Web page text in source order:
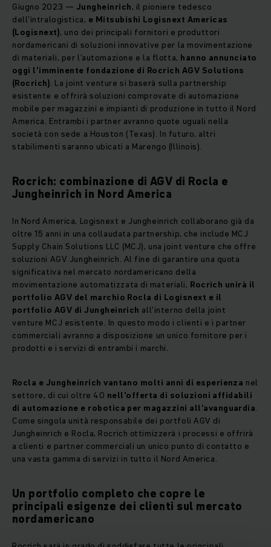
Giugno 2023 — Jungheinrich, il pioniere tedesco
dell’intralogistica, e Mitsubishi Logisnext Americas
(Logisnext), uno dei principali fornitori e produttori
nordamericani di soluzioni innovative per la movimentazione
di materiali, per l’automazione e la flotta, hanno annunciato
oggi l’imminente fondazione di Rocrich AGV Solutions
(Rocrich). La joint venture si baserà sulla partnership
esistente e offrirà soluzioni comprovate di automazione
mobile per magazzini e impianti di produzione in tutto il Nord
America. Entrambi i partner avranno quote uguali nella
società con sede a Houston (Texas). In futuro, altri
stabilimenti saranno ubicati a Marengo (Illinois).
Rocrich: combinazione di AGV di Rocla e
Jungheinrich in Nord America
In Nord America, Logisnext e Jungheinrich collaborano già da
oltre 15 anni in una collaudata partnership, che include MCJ
Supply Chain Solutions LLC (MCJ), una joint venture che offre
soluzioni AGV Jungheinrich. Al fine di garantire una quota
significativa nel mercato nordamericano della
movimentazione automatizzata di materiali, Rocrich unirà il
portfolio AGV del marchio Rocla di Logisnext e il
portfolio AGV di Jungheinrich all’interno della joint
venture MCJ esistente. In questo modo i clienti e i partner
commerciali avranno a disposizione un unico fornitore per i
prodotti e i servizi di entrambi i marchi.
Rocla e Jungheinrich vantano molti anni di esperienza nel
settore, di cui oltre 40 nell’offerta di soluzioni affidabili
di automazione e robotica per magazzini all’avanguardia.
Come singola unità responsabile dei portfoli AGV di
Jungheinrich e Rocla, Rocrich ottimizzerà i processi e offrirà
a clienti e partner commerciali un unico punto di contatto e
una vasta gamma di servizi in tutto il Nord America.
Un portfolio completo che copre le
principali esigenze dei clienti sul mercato
nordamericano